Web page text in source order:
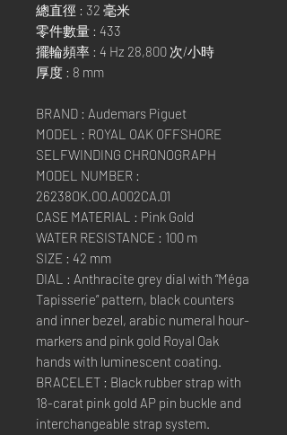
總直徑 : 32 毫米
零件數量 : 433
擺輪頻率 : 4 Hz 28,800 次/小時
厚度 : 8 mm
BRAND : Audemars Piguet
MODEL : ROYAL OAK OFFSHORE
SELFWINDING CHRONOGRAPH
MODEL NUMBER :
26238OK.OO.A002CA.01
CASE MATERIAL : Pink Gold
WATER RESISTANCE : 100 m
SIZE : 42 mm
DIAL : Anthracite grey dial with “Méga
Tapisserie” pattern, black counters
and inner bezel, arabic numeral hour-
markers and pink gold Royal Oak
hands with luminescent coating.
BRACELET : Black rubber strap with
18-carat pink gold AP pin buckle and
interchangeable strap system.